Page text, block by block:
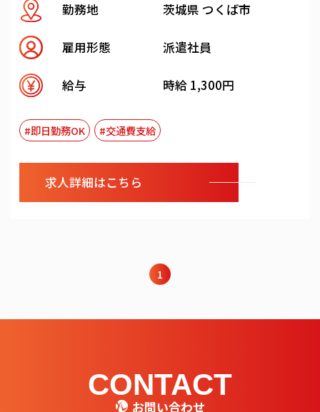
勤務地 茨城県 つくば市
雇用形態 派遣社員
給与 時給 1,300円
#即日勤務OK #交通費支給
求人詳細はこちら
1
CONTACT
お問い合わせ